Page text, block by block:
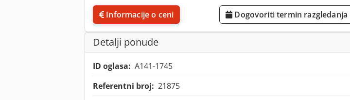
Informacije o ceni Dogovoriti termin razgledanja
Detalji ponude
ID oglasa: A141-1745
Referentni broj: 21875